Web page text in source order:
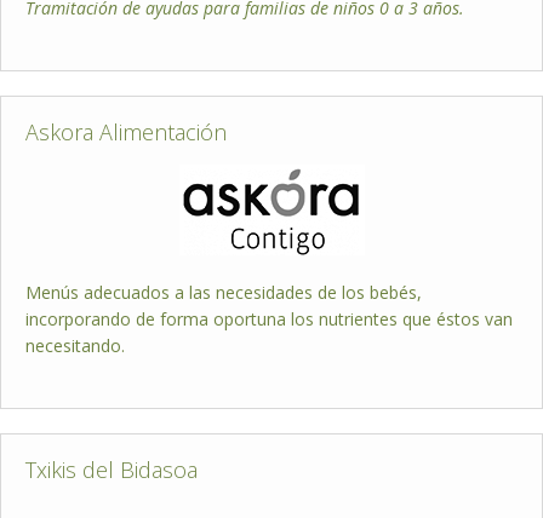
Tramitación de ayudas para familias de niños 0 a 3 años.
Askora Alimentación
Menús adecuados a las necesidades de los bebés,
incorporando de forma oportuna los nutrientes que éstos van
necesitando.
Txikis del Bidasoa